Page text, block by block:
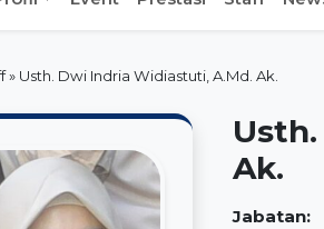
» Usth. Dwi Indria Widiastuti, A.Md. Ak.
Ak.
Jabatan: